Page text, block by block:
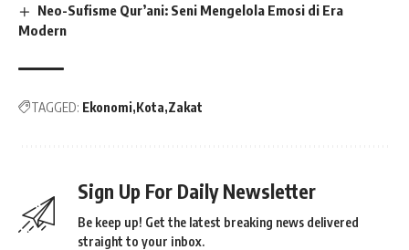
Neo-Sufisme Qur’ani: Seni Mengelola Emosi di Era
Modern
TAGGED: Ekonomi Kota Zakat
Sign Up For Daily Newsletter
Be keep up! Get the latest breaking news delivered
straight to your inbox.